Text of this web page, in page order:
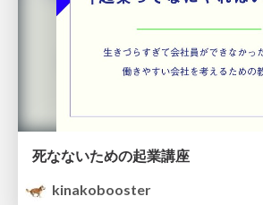
死なないための起業講座
kinakobooster